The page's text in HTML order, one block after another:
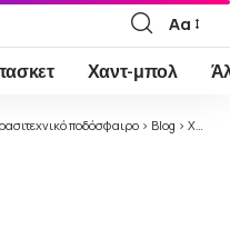
Font
Resizer
Αα
Χαντ-μπολ
ποδόσφαιρο > Blog > Χωρίς κατηγορία